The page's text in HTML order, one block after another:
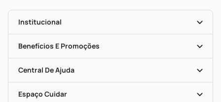
Institucional
História
Nossas Lojas
Mapa De Categorias
Blog Da PP
Seja Uma Loja Parceira
Benefícios E Promoções
Clube PP
Convênios
Programa Popular Do Brasil
Encarte De Ofertas
Dermaclub
Central De Ajuda
Entrega
Recompra Programada
Espaço Cuidar